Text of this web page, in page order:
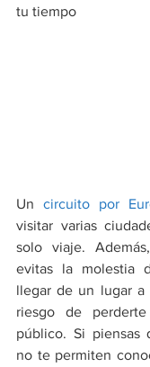
tu tiempo
Un circuito por
visitar varias
solo viaje.
evitas la molestia
llegar de un lugar
riesgo de
público. Si piensas
no te permiten